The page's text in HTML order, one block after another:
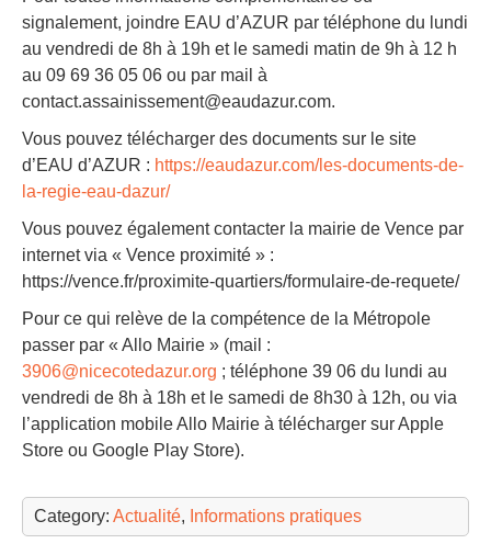
signalement, joindre EAU d’AZUR par téléphone du lundi
au vendredi de 8h à 19h et le samedi matin de 9h à 12 h
au 09 69 36 05 06 ou par mail à
contact.assainissement@eaudazur.com.
Vous pouvez télécharger des documents sur le site
d’EAU d’AZUR : https://eaudazur.com/les-documents-de-
la-regie-eau-dazur/
Vous pouvez également contacter la mairie de Vence par
internet via « Vence proximité » :
https://vence.fr/proximite-quartiers/formulaire-de-requete/
Pour ce qui relève de la compétence de la Métropole
passer par « Allo Mairie » (mail :
3906@nicecotedazur.org ; téléphone 39 06 du lundi au
vendredi de 8h à 18h et le samedi de 8h30 à 12h, ou via
l’application mobile Allo Mairie à télécharger sur Apple
Store ou Google Play Store).
Category: Actualité, Informations pratiques